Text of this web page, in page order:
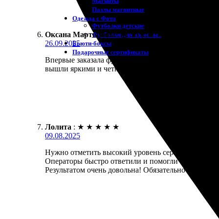
Пазлы магнитные
Одежда с Фото
Футболки детские
Футболки для взрослых
Бьюти-боксы
Подарочные сертификаты
Оксана Мартынова : ★ ★ ★ ★ ★
26.09.2025
Впервые заказала футболки. Всё прошло просто и
вышли яркими и четкими. Доставка была в срок.
Лолита : ★ ★ ★ ★ ★
09.08.2025
Нужно отметить высокий уровень сервиса.
Операторы быстро ответили и помогли с
Результатом очень довольна! Обязательно вернусь